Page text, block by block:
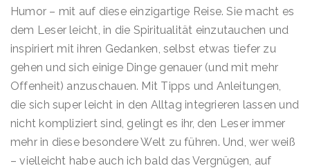
Humor – mit auf diese einzigartige Reise. Sie macht es
dem Leser leicht, in die Spiritualität einzutauchen und
inspiriert mit ihren Gedanken, selbst etwas tiefer zu
gehen und sich einige Dinge genauer (und mit mehr
Offenheit) anzuschauen. Mit Tipps und Anleitungen,
die sich super leicht in den Alltag integrieren lassen und
nicht kompliziert sind, gelingt es ihr, den Leser immer
mehr in diese besondere Welt zu führen. Und, wer weiß
– vielleicht habe auch ich bald das Vergnügen, auf